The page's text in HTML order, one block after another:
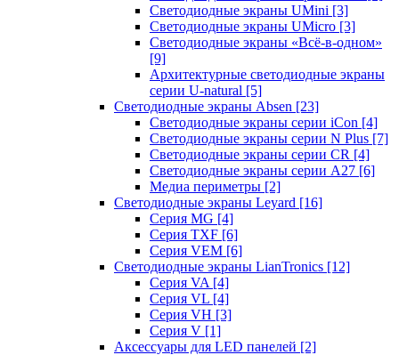
Светодиодные экраны UMini [3]
Светодиодные экраны UMicro [3]
Светодиодные экраны «Всё-в-одном»
[9]
Архитектурные светодиодные экраны
серии U-natural [5]
Светодиодные экраны Absen [23]
Светодиодные экраны серии iCon [4]
Светодиодные экраны серии N Plus [7]
Светодиодные экраны серии CR [4]
Светодиодные экраны серии А27 [6]
Медиа периметры [2]
Светодиодные экраны Leyard [16]
Серия MG [4]
Серия TXF [6]
Серия VEM [6]
Светодиодные экраны LianTronics [12]
Серия VA [4]
Серия VL [4]
Серия VH [3]
Серия V [1]
Аксессуары для LED панелей [2]